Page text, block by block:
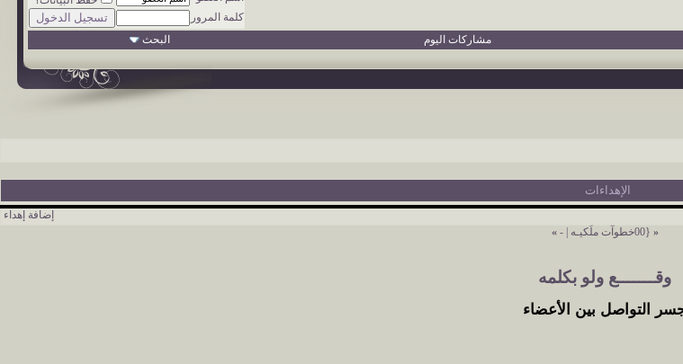
كلمة المرور
مشاركات اليوم البحث
الإهداءات
إضافة إهداء
« {00خطوآت ملَكيـه |
-
»
وقـــــــع ولو بكلمه
التواصل بين الأعضاء